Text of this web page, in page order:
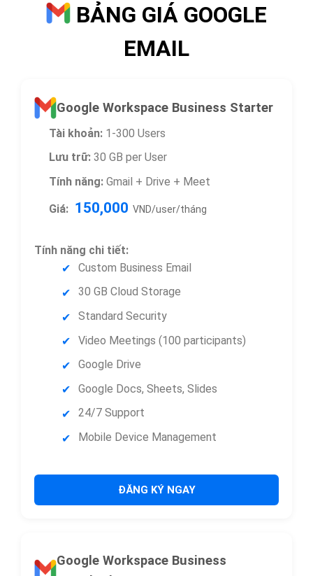
BẢNG GIÁ GOOGLE
EMAIL
Google Workspace Business Starter
Tài khoản:1-300 Users
Lưu trữ:30 GB per User
Tính năng:Gmail + Drive + Meet
Giá: 150,000 VND/user/tháng
Tính năng chi tiết:
Custom Business Email
30 GB Cloud Storage
Standard Security
Video Meetings (100 participants)
Google Drive
Google Docs, Sheets, Slides
24/7 Support
Mobile Device Management
ĐĂNG KÝ NGAY
Google Workspace Business